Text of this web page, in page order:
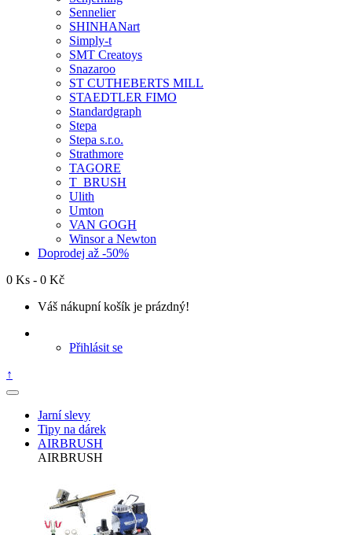
Sennelier
SHINHANart
Simply-t
SMT Creatoys
Snazaroo
ST CUTHEBERTS MILL
STAEDTLER FIMO
Standardgraph
Stepa
Stepa s.r.o.
Strathmore
TAGORE
T_BRUSH
Ulith
Umton
VAN GOGH
Winsor a Newton
Doprodej až -50%
0 Ks - 0 Kč
Váš nákupní košík je prázdný!
Přihlásit se
↑
Jarní slevy
Tipy na dárek
AIRBRUSH
AIRBRUSH